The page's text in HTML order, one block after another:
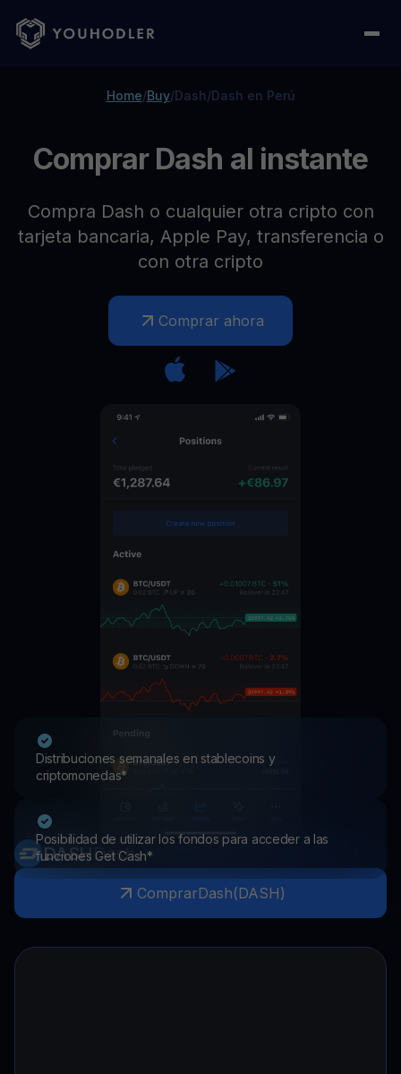
Home/Buy/Dash/Dash en Perú
Comprar Dash al instante
Compra Dash o cualquier otra cripto con
tarjeta bancaria, Apple Pay, transferencia o
con otra cripto
Comprar ahora
Distribuciones semanales en stablecoins y
criptomonedas*
Posibilidad de utilizar los fondos para acceder a las
funciones Get Cash*
DASHDash
ComprarDash(DASH)